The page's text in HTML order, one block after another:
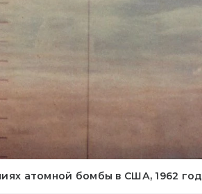
атомной бомбы в США, 1962 год